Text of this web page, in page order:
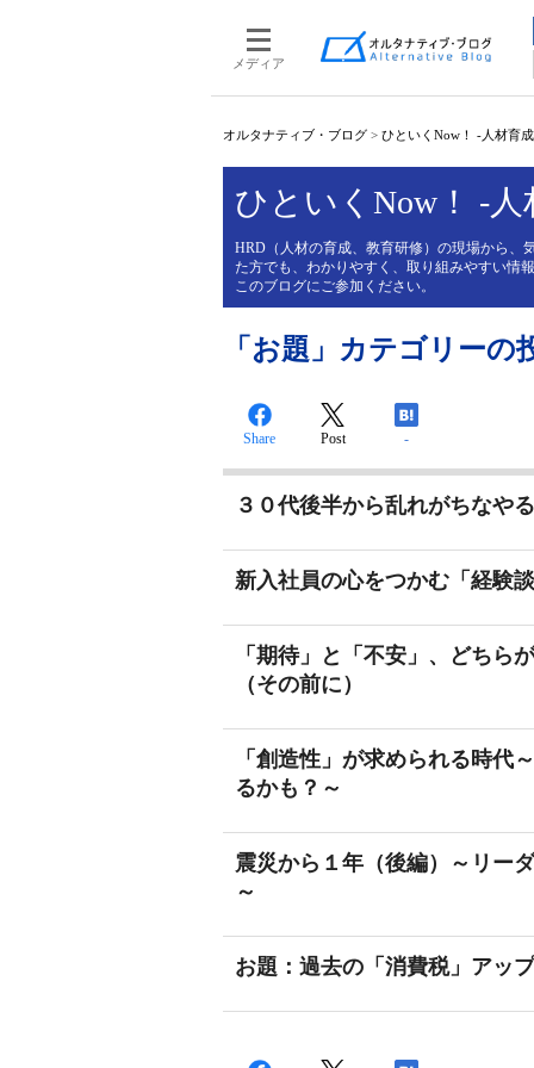
メディア
オルタナティブ・ブログ > ひといくNow！ -人材育
ひといくNow！ -
HRD（人材の育成、教育研修）の現場から、
た方でも、わかりやすく、取り組みやすい情
このブログにご参加ください。
「お題」カテゴリーの
Share Post -
３０代後半から乱れがちなや
新入社員の心をつかむ「経験談
「期待」と「不安」、どちら
（その前に）
「創造性」が求められる時代
るかも？～
震災から１年（後編）～リー
～
お題：過去の「消費税」アッ